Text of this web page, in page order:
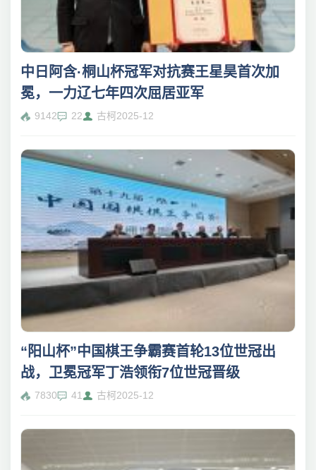
中日阿含·桐山杯冠军对抗赛王星昊首次加
冕，一力辽七年四次屈居亚军
9142 22 古柯2025-12
“阳山杯”中国棋王争霸赛首轮13位世冠出
战，卫冕冠军丁浩领衔7位世冠晋级
7830 41 古柯2025-12